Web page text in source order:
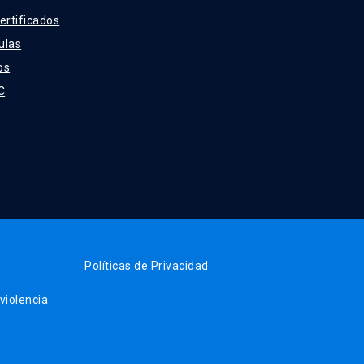
Políticas de Privacidad